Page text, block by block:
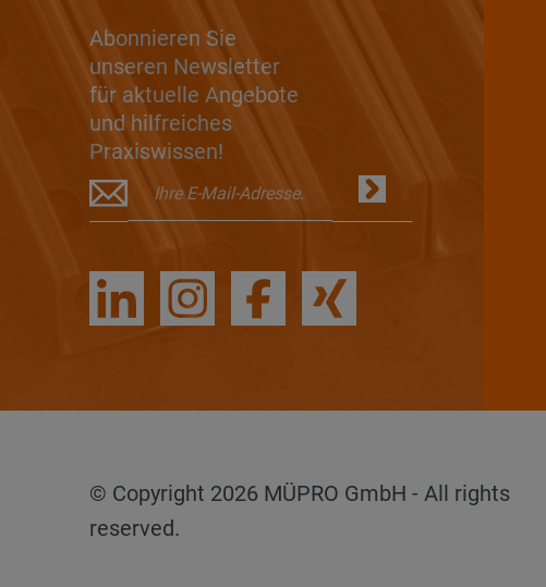
Abonnieren Sie
unseren Newsletter
für aktuelle Angebote
und hilfreiches
Praxiswissen!
© Copyright 2026 MÜPRO GmbH - All rights
reserved.